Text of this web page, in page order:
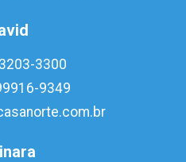
3300
9349